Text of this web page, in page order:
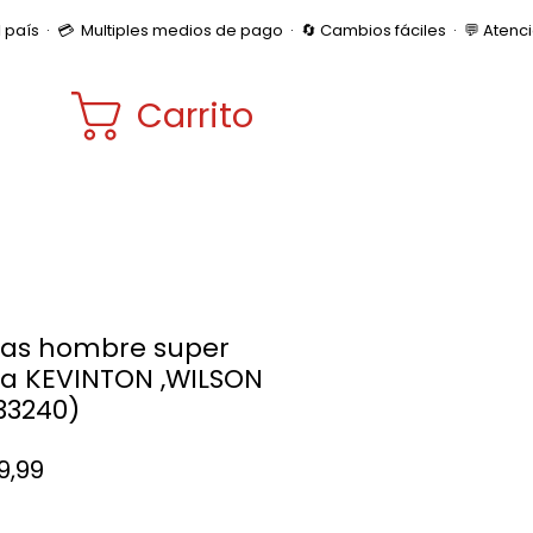
Carrito
hombre super
KEVINTON ,WILSON